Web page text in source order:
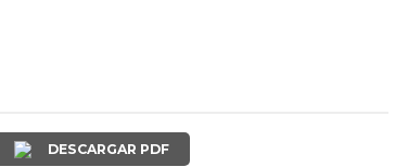
DESCARGAR PDF